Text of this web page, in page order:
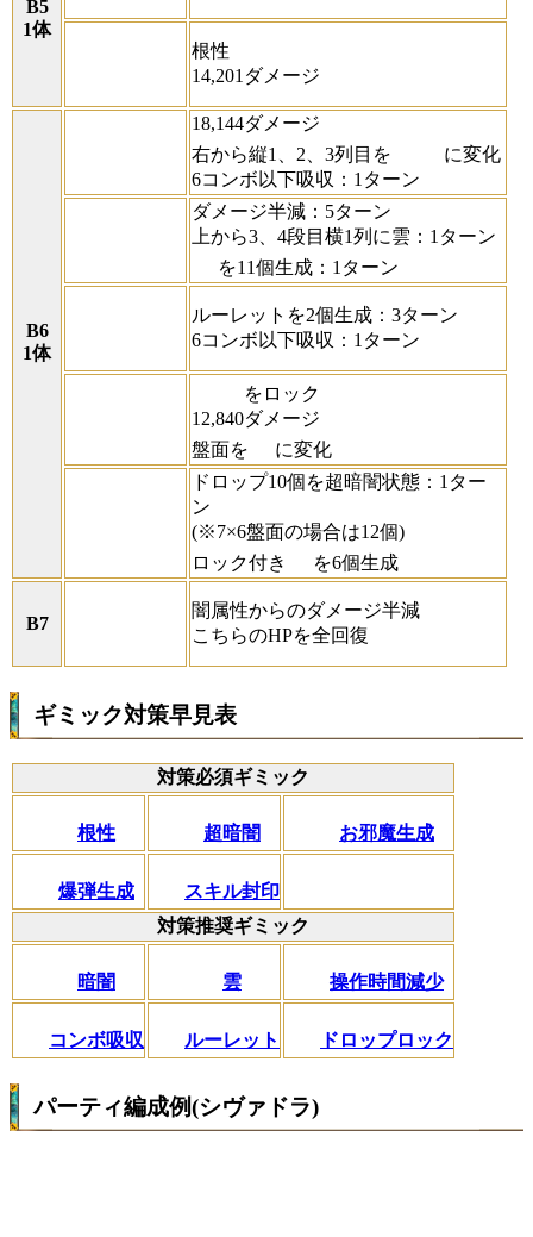
B5
1体
根性
14,201ダメージ
B6
1体
18,144ダメージ
右から縦1、2、3列目を
に変化
6コンボ以下吸収：1ターン
ダメージ半減：5ターン
上から3、4段目横1列に雲：1ターン
を11個生成：1ターン
ルーレットを2個生成：3ターン
6コンボ以下吸収：1ターン
をロック
12,840ダメージ
盤面を
に変化
ドロップ10個を超暗闇状態：1ター
ン
(※7×6盤面の場合は12個)
ロック付き
を6個生成
B7
闇属性からのダメージ半減
こちらのHPを全回復
ギミック対策早見表
対策必須ギミック
根性 超暗闇 お邪魔生成
爆弾生成
スキル封印
対策推奨ギミック
暗闇 雲 操作時間減少
コンボ吸収 ルーレット ドロップロック
パーティ編成例(シヴァドラ)